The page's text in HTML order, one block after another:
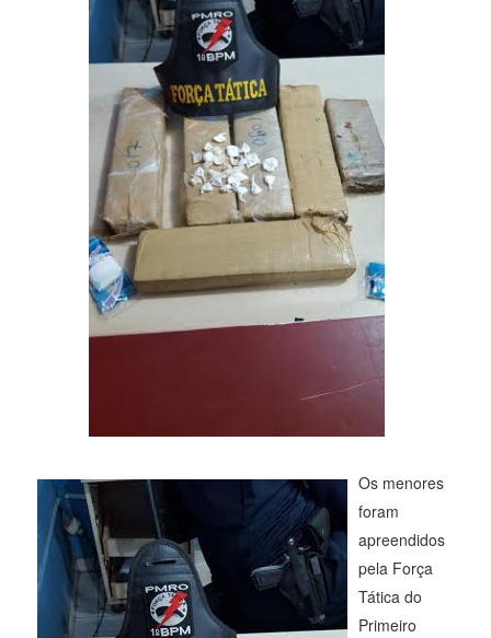
Os menores
foram
apreendidos
pela Força
Tática do
Primeiro